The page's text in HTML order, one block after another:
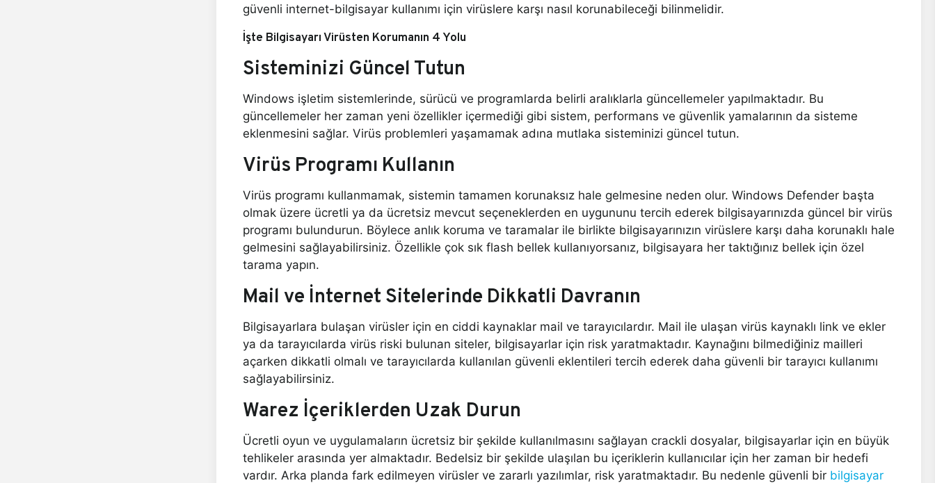
güvenli internet-bilgisayar kullanımı için virüslere karşı nasıl korunabileceği bilinmelidir.
İşte Bilgisayarı Virüsten Korumanın 4 Yolu
Sisteminizi Güncel Tutun
Windows işletim sistemlerinde, sürücü ve programlarda belirli aralıklarla güncellemeler yapılmaktadır. Bu
güncellemeler her zaman yeni özellikler içermediği gibi sistem, performans ve güvenlik yamalarının da sisteme
eklenmesini sağlar. Virüs problemleri yaşamamak adına mutlaka sisteminizi güncel tutun.
Virüs Programı Kullanın
Virüs programı kullanmamak, sistemin tamamen korunaksız hale gelmesine neden olur. Windows Defender başta
olmak üzere ücretli ya da ücretsiz mevcut seçeneklerden en uygununu tercih ederek bilgisayarınızda güncel bir virüs
programı bulundurun. Böylece anlık koruma ve taramalar ile birlikte bilgisayarınızın virüslere karşı daha korunaklı hale
gelmesini sağlayabilirsiniz. Özellikle çok sık flash bellek kullanıyorsanız, bilgisayara her taktığınız bellek için özel
tarama yapın.
Mail ve İnternet Sitelerinde Dikkatli Davranın
Bilgisayarlara bulaşan virüsler için en ciddi kaynaklar mail ve tarayıcılardır. Mail ile ulaşan virüs kaynaklı link ve ekler
ya da tarayıcılarda virüs riski bulunan siteler, bilgisayarlar için risk yaratmaktadır. Kaynağını bilmediğiniz mailleri
açarken dikkatli olmalı ve tarayıcılarda kullanılan güvenli eklentileri tercih ederek daha güvenli bir tarayıcı kullanımı
sağlayabilirsiniz.
Warez İçeriklerden Uzak Durun
Ücretli oyun ve uygulamaların ücretsiz bir şekilde kullanılmasını sağlayan crackli dosyalar, bilgisayarlar için en büyük
tehlikeler arasında yer almaktadır. Bedelsiz bir şekilde ulaşılan bu içeriklerin kullanıcılar için her zaman bir hedefi
vardır. Arka planda fark edilmeyen virüsler ve zararlı yazılımlar, risk yaratmaktadır. Bu nedenle güvenli birbilgisayar